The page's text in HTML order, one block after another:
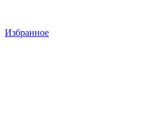
Избранное